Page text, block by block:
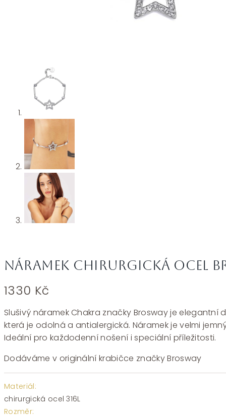
Náramek chirurgická ocel
1330 Kč
Slušivý náramek Chakra značky Brosway je
která je odolná a antialergická. Náramek je velmi
Ideální pro každodenní nošení i speciální příležitosti.
Dodáváme v originální krabičce značky Brosway
Materiál:
chirurgická ocel 316L
Rozměr: